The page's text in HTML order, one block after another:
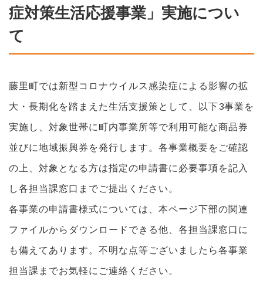
症対策生活応援事業」実施につい
て
藤里町では新型コロナウイルス感染症による影響の拡
大・長期化を踏まえた生活支援策として、以下3事業を
実施し、対象世帯に町内事業所等で利用可能な商品券
並びに地域振興券を発行します。各事業概要をご確認
の上、対象となる方は指定の申請書に必要事項を記入
し各担当課窓口までご提出ください。
各事業の申請書様式については、本ページ下部の関連
ファイルからダウンロードできる他、各担当課窓口に
も備えてあります。不明な点等ございましたら各事業
担当課までお気軽にご連絡ください。